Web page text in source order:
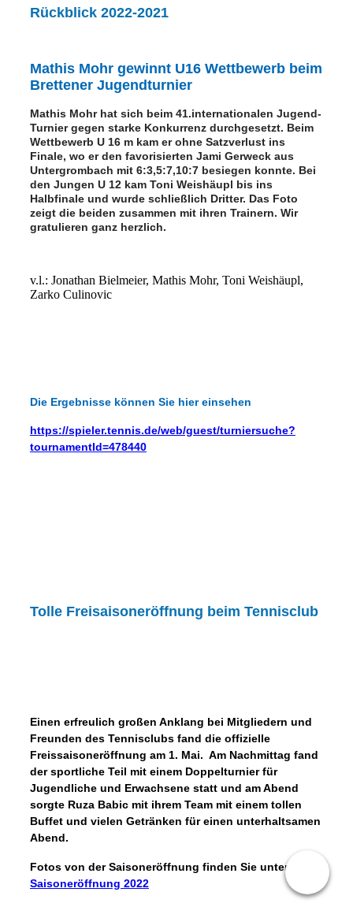
Rückblick 2022-2021
Mathis Mohr gewinnt U16 Wettbewerb beim
Brettener Jugendturnier
Mathis Mohr hat sich beim 41.internationalen Jugend-
Turnier gegen starke Konkurrenz durchgesetzt. Beim
Wettbewerb U 16 m kam er ohne Satzverlust ins
Finale, wo er den favorisierten Jami Gerweck aus
Untergrombach mit 6:3,5:7,10:7 besiegen konnte. Bei
den Jungen U 12 kam Toni Weishäupl bis ins
Halbfinale und wurde schließlich Dritter. Das Foto
zeigt die beiden zusammen mit ihren Trainern. Wir
gratulieren ganz herzlich.
v.l.: Jonathan Bielmeier, Mathis Mohr, Toni Weishäupl,
Zarko Culinovic
Die Ergebnisse können Sie hier einsehen
https://spieler.tennis.de/web/guest/turniersuche?
tournamentId=478440
Tolle Freisaisoneröffnung beim Tennisclub
Einen erfreulich großen Anklang bei Mitgliedern und
Freunden des Tennisclubs fand die offizielle
Freissaisoneröffnung am 1. Mai. Am Nachmittag fand
der sportliche Teil mit einem Doppelturnier für
Jugendliche und Erwachsene statt und am Abend
sorgte Ruza Babic mit ihrem Team mit einem tollen
Buffet und vielen Getränken für einen unterhaltsamen
Abend.
Fotos von der Saisoneröffnung finden Sie unter:
Saisoneröffnung 2022